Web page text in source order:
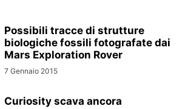
Possibili tracce di strutture
biologiche fossili fotografate dai
Mars Exploration Rover
7 Gennaio 2015
Curiosity scava ancora